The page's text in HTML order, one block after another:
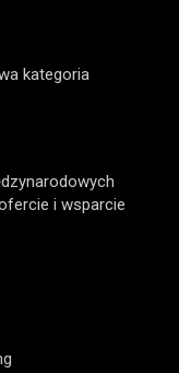
kategoria
i wsparcie